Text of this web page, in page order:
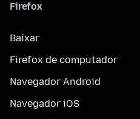
Firefox
Baixar
Firefox de computador
Navegador Android
Navegador iOS